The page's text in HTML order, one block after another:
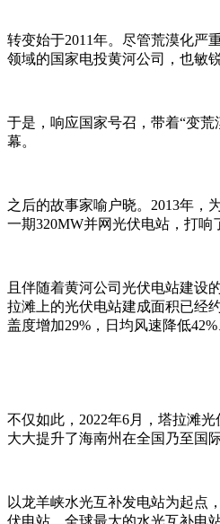
转变始于2011年。尽管荒漠化严
领域的国家电投黄河公司，也敏
于是，响应国家号召，带着“变
幕。
之后的故事家喻户晓。2013年，
一期320MW并网光伏电站，打响
且伴随着黄河公司光伏电站建设
拉滩上的光伏电站建成面积已经
盖度增加29%，日均风速降低
不仅如此，2022年6月，塔拉滩
大大提升了海南州在全国乃至国
以龙羊峡水光互补发电站为起点
伏电站、全球最大的水光互补电